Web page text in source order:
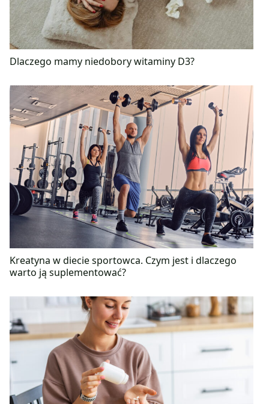
Dlaczego mamy niedobory witaminy D3?
Kreatyna w diecie sportowca. Czym jest i dlaczego
warto ją suplementować?